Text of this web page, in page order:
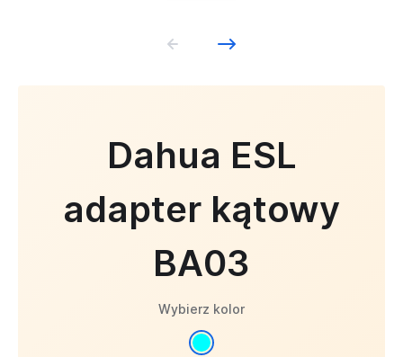
Dahua ESL
adapter kątowy
BA03
Wybierz kolor